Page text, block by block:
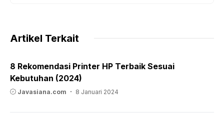
Artikel Terkait
8 Rekomendasi Printer HP Terbaik Sesuai
Kebutuhan (2024)
Javasiana.com 8 Januari 2024